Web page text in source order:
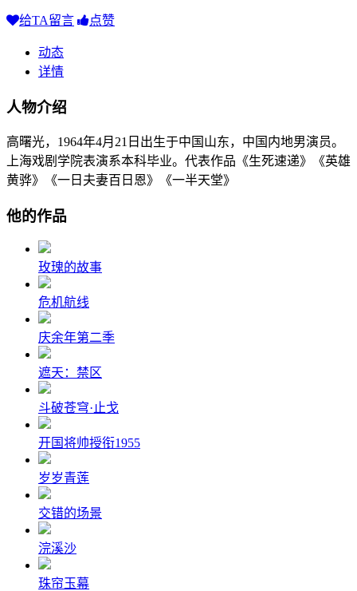
给TA留言 点赞
动态
详情
人物介绍
高曙光，1964年4月21日出生于中国山东，中国内地男演员。
上海戏剧学院表演系本科毕业。代表作品《生死速递》《英雄
黄骅》《一日夫妻百日恩》《一半天堂》
他的作品
玫瑰的故事
危机航线
庆余年第二季
遮天：禁区
斗破苍穹·止戈
开国将帅授衔1955
岁岁青莲
交错的场景
浣溪沙
珠帘玉幕